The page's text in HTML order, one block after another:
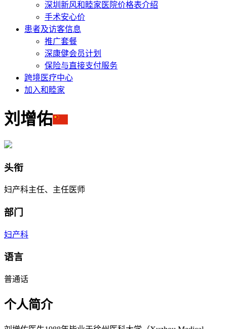
深圳新风和睦家医院价格表介绍
手术安心价
患者及访客信息
推广套餐
深康健会员计划
保险与直接支付服务
跨境医疗中心
加入和睦家
刘增佑
头衔
妇产科主任、主任医师
部门
妇产科
语言
普通话
个人简介